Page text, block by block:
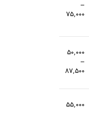
–
۷۵٬۰۰۰
۵۰٬۰۰۰
–
۸۷٬۵۰۰
۵۵٬۰۰۰